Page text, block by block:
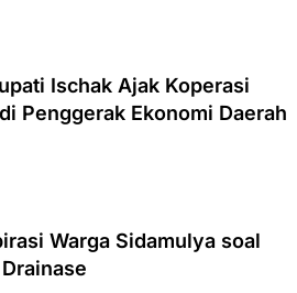
Ischak Ajak Koperasi
Penggerak Ekonomi Daerah
Warga Sidamulya soal